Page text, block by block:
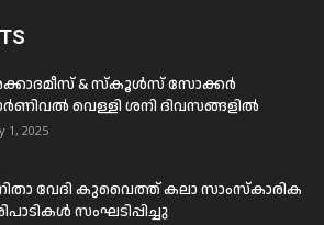
& സ്കൂൾസ് സോക്കർ
വെള്ളി ശനി ദിവസങ്ങളിൽ
1, 2025
വേദി കുവൈത്ത് കലാ സാംസ്കാരിക
സംഘടിപ്പിച്ചു